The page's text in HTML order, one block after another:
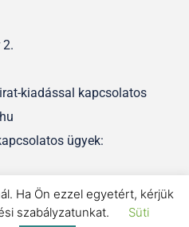
kiadással kapcsolatos
ügyek:
Ha Ön ezzel egyetért, kérjük
szabályzatunkat.
Süti